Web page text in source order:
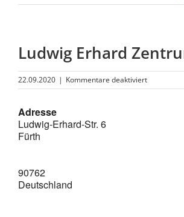
Ludwig Erhard
22.09.2020 | Kommentare deaktiviertfür
Ludwig
Adresse
Ludwig-Erhard-Str. 6
Fürth
90762
Deutschland